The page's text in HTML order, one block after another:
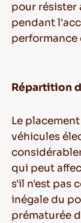
pour résister
pendant
performance
Répartition
Le
véhicules
qui peut
s'il n'est pas
inégale du
prématurée